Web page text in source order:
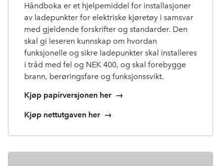
Håndboka er et hjelpemiddel for installasjoner
av ladepunkter for elektriske kjøretøy i samsvar
med gjeldende forskrifter og standarder. Den
skal gi leseren kunnskap om hvordan
funksjonelle og sikre ladepunkter skal installeres
i tråd med fel og NEK 400, og skal forebygge
brann, berøringsfare og funksjonssvikt.
Kjøp papirversjonen her →
Kjøp nettutgaven her →